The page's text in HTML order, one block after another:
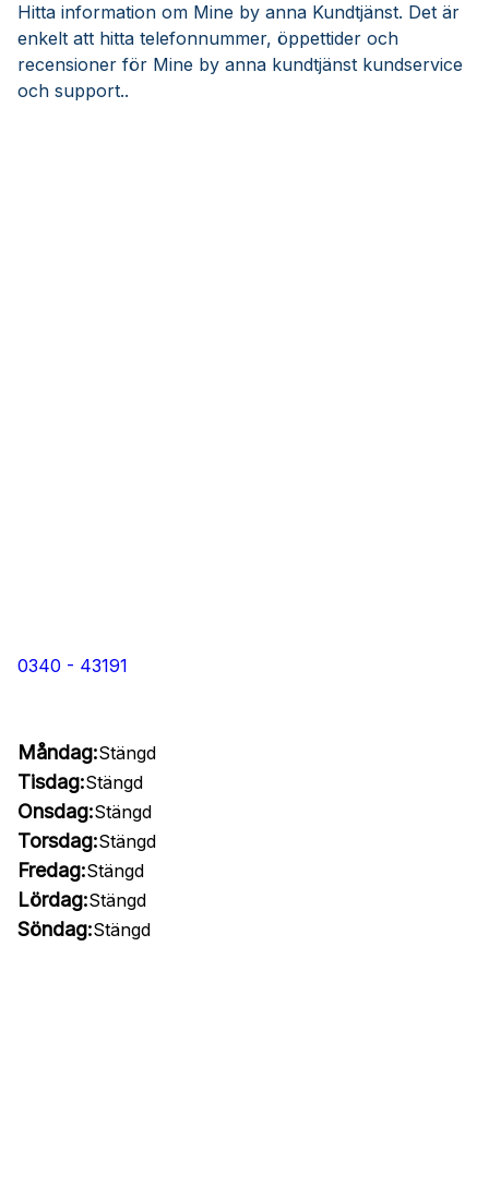
Hitta information om Mine by anna Kundtjänst. Det är
enkelt att hitta telefonnummer, öppettider och
recensioner för Mine by anna kundtjänst kundservice
och support..
0340 - 43191
Måndag:Stängd
Tisdag:Stängd
Onsdag:Stängd
Torsdag:Stängd
Fredag:Stängd
Lördag:Stängd
Söndag:Stängd